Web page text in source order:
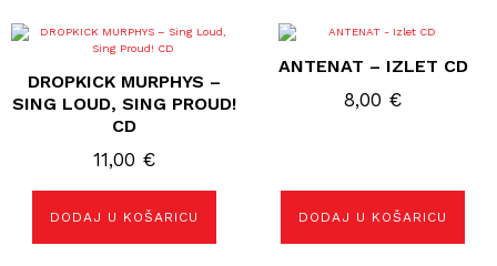
DROPKICK MURPHYS ‎–
SING LOUD, SING PROUD!
CD
11,00 €
DODAJ U KOŠARICU
ANTENAT – IZLET CD
8,00 €
DODAJ U KOŠARICU